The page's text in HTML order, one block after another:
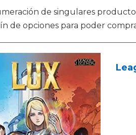
de singulares
de opciones para poder